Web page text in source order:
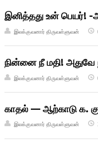
இனித்தது உன் பெயர்! -
இலக்குவனார் திருவள்ளுவன்
நின்னை நீ மதி! அதுவே
இலக்குவனார் திருவள்ளுவன்
காதல் — ஆற்காடு க.
இலக்குவனார் திருவள்ளுவன்